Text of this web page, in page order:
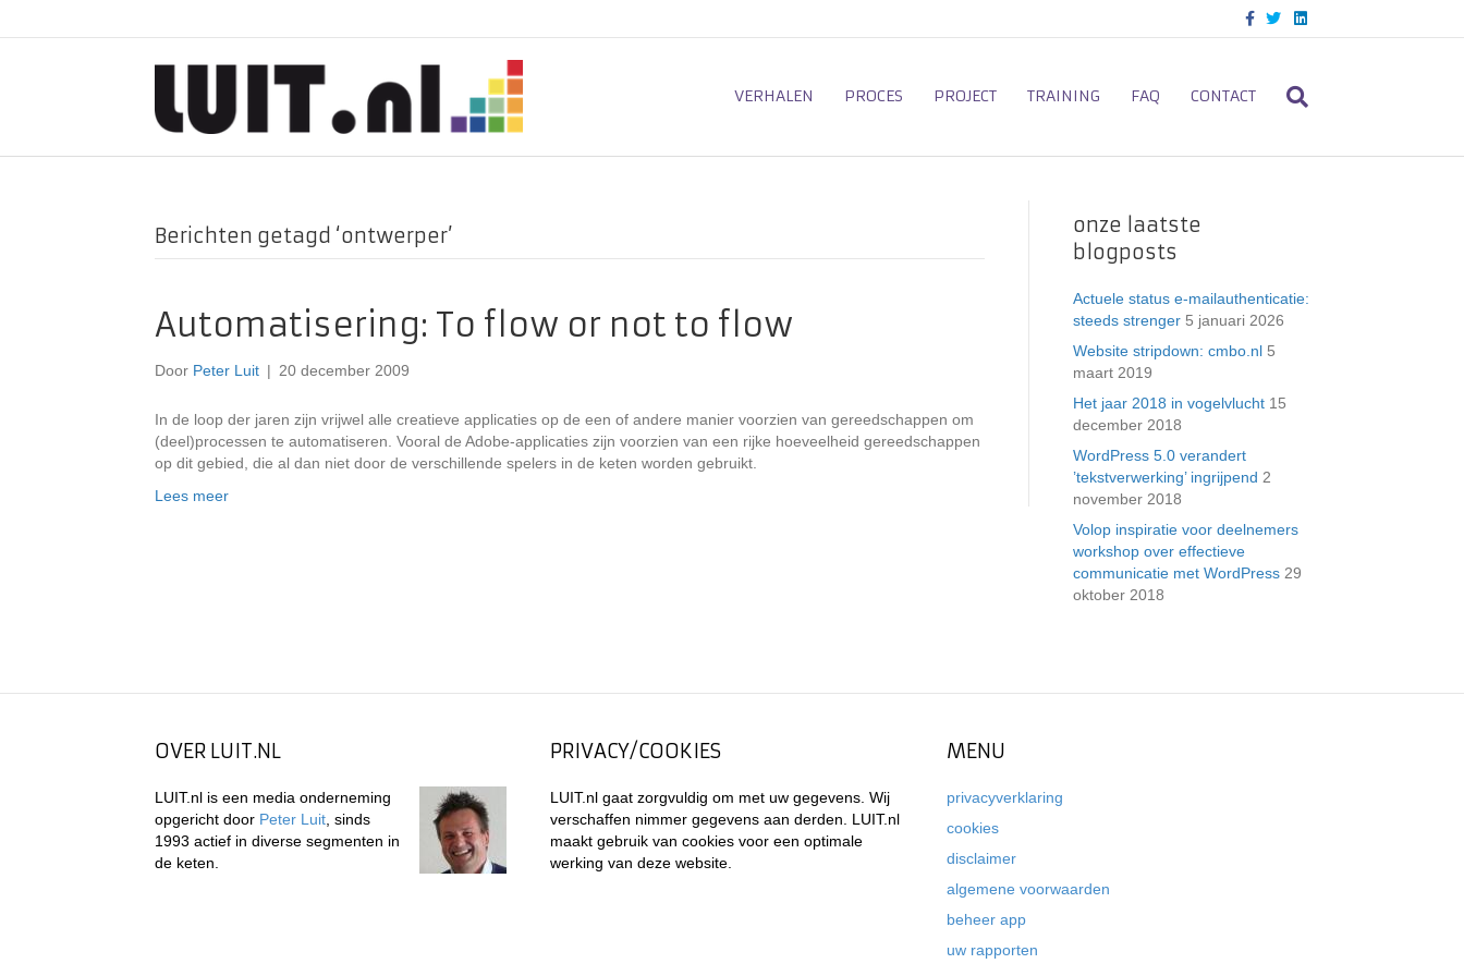
c
o
o
T
i
e
L
n
d
VERHALEN PROCES PROJECT TRAINING FAQ CONTACT
Berichten getagd ‘ontwerper’
Automatisering: To flow or not to flow
Door Peter Luit | 20 december 2009
In de loop der jaren zijn vrijwel alle creatieve applicaties op de een of andere manier voorzien van gereedschappen om
(deel)processen te automatiseren. Vooral de Adobe-applicaties zijn voorzien van een rijke hoeveelheid gereedschappen
op dit gebied, die al dan niet door de verschillende spelers in de keten worden gebruikt.
Lees meer
onze laatste
blogposts
Actuele status e-mailauthenticatie:
steeds strenger 5 januari 2026
Website stripdown: cmbo.nl 5
maart 2019
Het jaar 2018 in vogelvlucht 15
december 2018
WordPress 5.0 verandert
’tekstverwerking’ ingrijpend 2
november 2018
Volop inspiratie voor deelnemers
workshop over effectieve
communicatie met WordPress 29
oktober 2018
OVER LUIT.NL
LUIT.nl is een media onderneming
opgericht door Peter Luit , sinds
1993 actief in diverse segmenten in
de keten.
PRIVACY/COOKIES
LUIT.nl gaat zorgvuldig om met uw gegevens. Wij
verschaffen nimmer gegevens aan derden. LUIT.nl
maakt gebruik van cookies voor een optimale
werking van deze website.
MENU
privacyverklaring
cookies
disclaimer
algemene voorwaarden
beheer app
uw rapporten